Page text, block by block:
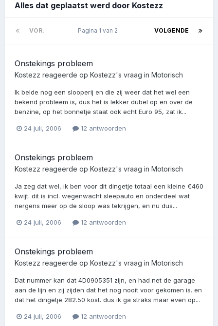
Alles dat geplaatst werd door Kostezz
VOR. VOLGENDE
Pagina 1 van 2
Onstekings probleem
Kostezz reageerde op Kostezz's vraag in Motorisch
Ik belde nog een slooperij en die zij weer dat het wel een
bekend probleem is, dus het is lekker dubel op en over de
benzine, op het bonnetje staat ook echt Euro 95, zat ik...
24 juli, 2006 12 antwoorden
Onstekings probleem
Kostezz reageerde op Kostezz's vraag in Motorisch
Ja zeg dat wel, ik ben voor dit dingetje totaal een kleine €460
kwijt. dit is incl. wegenwacht sleepauto en onderdeel wat
nergens meer op de sloop was tekrijgen, en nu dus...
24 juli, 2006 12 antwoorden
Onstekings probleem
Kostezz reageerde op Kostezz's vraag in Motorisch
Dat nummer kan dat 4D0905351 zijn, en had net de garage
aan de lijn en zij zijden dat het nog nooit voor gekomen is. en
dat het dingetje 282.50 kost. dus ik ga straks maar even op...
24 juli, 2006 12 antwoorden